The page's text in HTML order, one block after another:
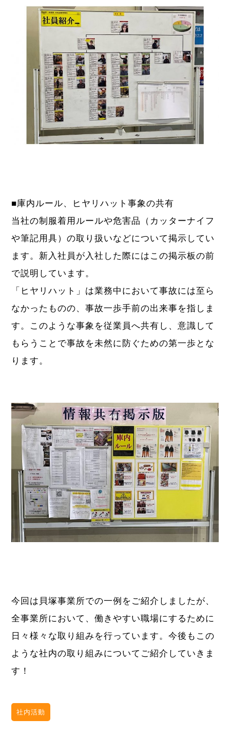
■庫内ルール、ヒヤリハット事象の共有
当社の制服着用ルールや危害品（カッターナイフ
や筆記用具）の取り扱いなどについて掲示してい
ます。新入社員が入社した際にはこの掲示板の前
で説明しています。
「ヒヤリハット」は業務中において事故には至ら
なかったものの、事故一歩手前の出来事を指しま
す。このような事象を従業員へ共有し、意識して
もらうことで事故を未然に防ぐための第一歩とな
ります。
今回は貝塚事業所での一例をご紹介しましたが、
全事業所において、働きやすい職場にするために
日々様々な取り組みを行っています。今後もこの
ような社内の取り組みについてご紹介していきま
す！
社内活動